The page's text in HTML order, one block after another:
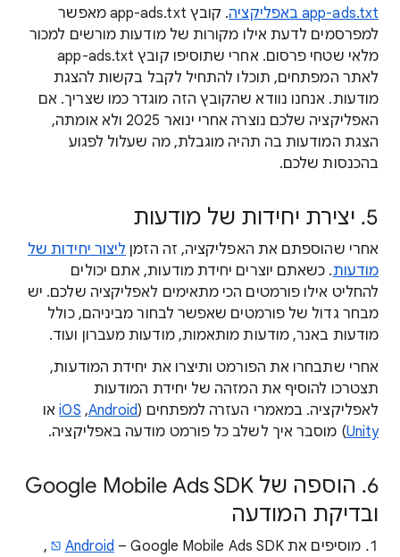
app-ads.txt באפליקציה
. קובץ app-ads.txt מאפשר
למפרסמים לדעת אילו מקורות של מודעות מורשים למכור
מלאי שטחי פרסום. אחרי שתוסיפו קובץ app-ads.txt
לאתר המפתחים, תוכלו להתחיל לקבל בקשות להצגת
מודעות. אנחנו נוודא שהקובץ הזה מוגדר כמו שצריך. אם
האפליקציה שלכם נוצרה אחרי ינואר 2025 ולא אומתה,
הצגת המודעות בה תהיה מוגבלת, מה שעלול לפגוע
בהכנסות שלכם.
5. יצירת יחידות של מודעות
אחרי שהוספתם את האפליקציה, זה הזמן ליצור יחידות של
מודעות. כשאתם יוצרים יחידת מודעות, אתם יכולים
להחליט אילו פורמטים הכי מתאימים לאפליקציה שלכם. יש
מבחר גדול של פורמטים שאפשר לבחור מביניהם, כולל
מודעות באנר, מודעות מותאמות, מודעות מעברון ועוד.
אחרי שתבחרו את הפורמט ותיצרו את יחידת המודעות,
תצטרכו להוסיף את המזהה של יחידת המודעות
לאפליקציה. במאמרי העזרה למפתחים (Android
,‏
iOS‏ או
Unity) מוסבר איך לשלב כל פורמט מודעה באפליקציה.
6. הוספה של Google Mobile Ads SDK
ובדיקת המודעה
מוסיפים את Google Mobile Ads SDK‏ – Android
,‏